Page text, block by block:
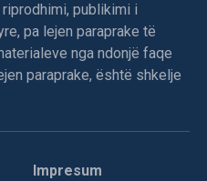
publikimi i
pa lejen paraprake të
nga ndonjë faqe
paraprake, është shkelje
Impresum